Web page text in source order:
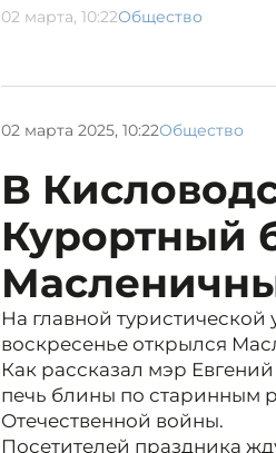
02 марта, 10:22Общество
02 марта 2025, 10:22Общество
В
Курортный
На главной
воскресенье открылся
Как рассказал мэр
печь блины по старинным
Отечественной войны.
Посетителей праздника